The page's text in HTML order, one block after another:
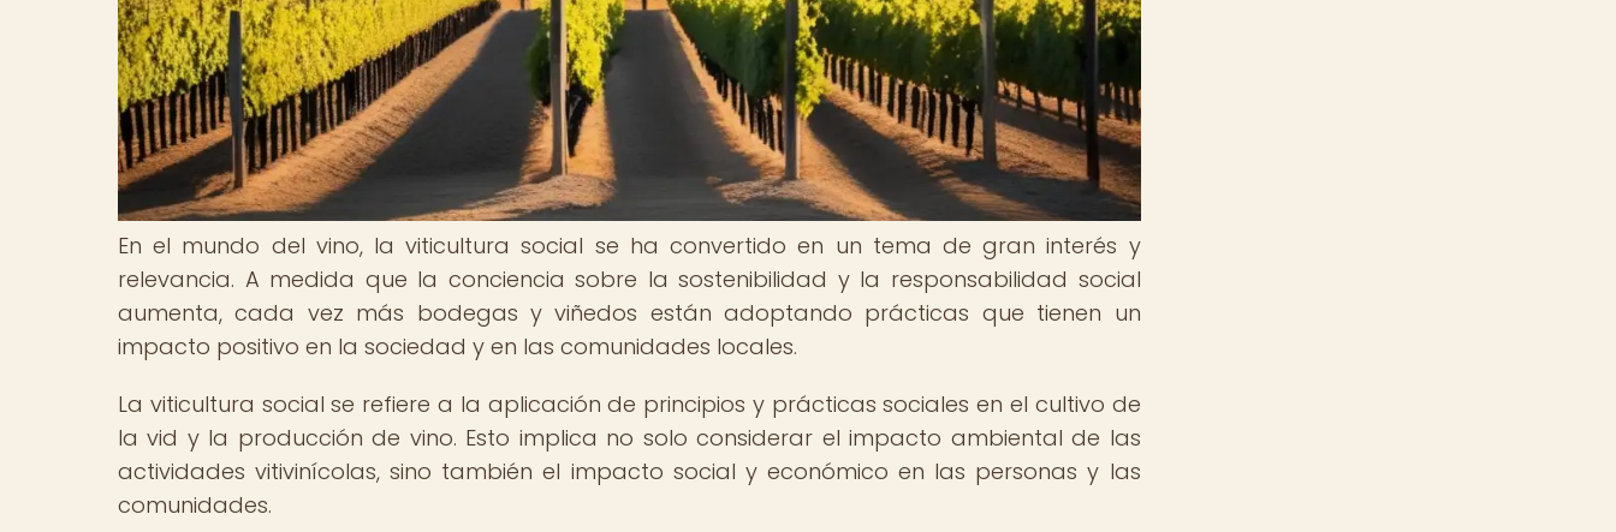
En el mundo del vino, la viticultura social se ha convertido en un tema de gran interés y
relevancia. A medida que la conciencia sobre la sostenibilidad y la responsabilidad social
aumenta, cada vez más bodegas y viñedos están adoptando prácticas que tienen un
impacto positivo en la sociedad y en las comunidades locales.
La viticultura social se refiere a la aplicación de principios y prácticas sociales en el cultivo de
la vid y la producción de vino. Esto implica no solo considerar el impacto ambiental de las
actividades vitivinícolas, sino también el impacto social y económico en las personas y las
comunidades.